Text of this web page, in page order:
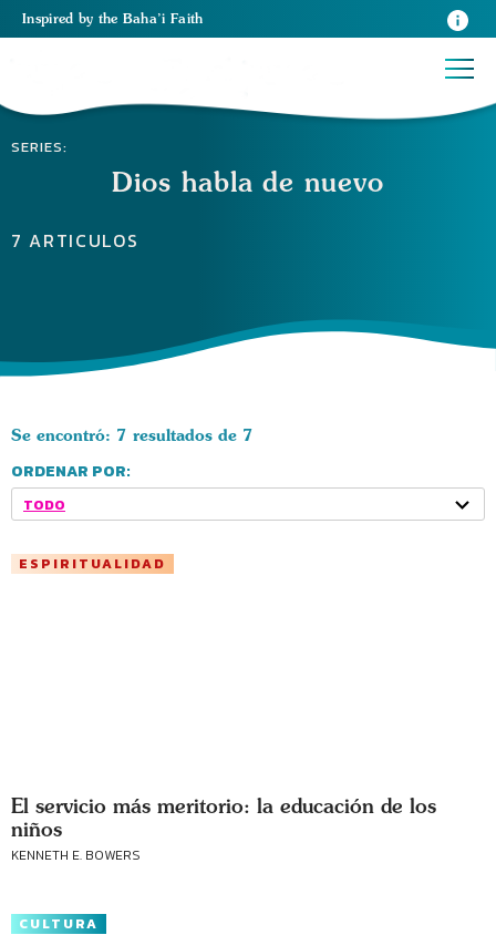
Inspired by the Baha’i Faith
SERIES:
Dios habla de nuevo
7 ARTICULOS
Se encontró: 7 resultados de 7
ORDENAR POR:
TODO
ESPIRITUALIDAD
El servicio más meritorio: la educación de los
niños
KENNETH E. BOWERS
CULTURA